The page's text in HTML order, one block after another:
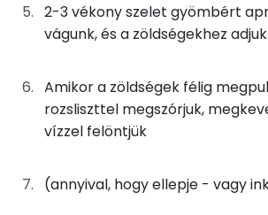
0gkoriandermag
0gpetrezselyem
0g fehér bors
0gsó
Kolin:
E vitamin:
Niacin - B3 vitamin:
B6 vitamin:
2-3 vékony szelet gyömbért
vágunk, és a zöldségekhez adjuk.
Amikor a zöldségek félig
rozsliszttel megszórjuk,
vízzel felöntjük
(annyival, hogy ellepje - vagy